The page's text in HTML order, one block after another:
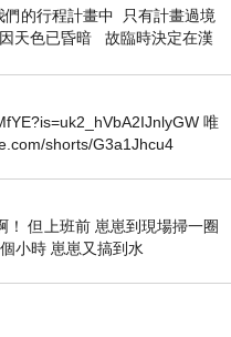
們的行程計畫中 只有計畫過境
天色已昏暗 故臨時決定在漢
唯
shorts/G3a1Jhcu4
！ 但上班前 崽崽到現場掃一圈
小時 崽崽又搞到水